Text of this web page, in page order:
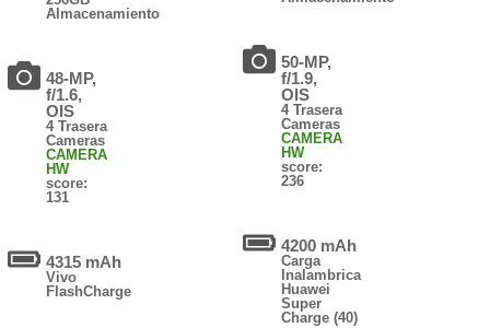
Almacenamiento
48-MP,
f/1.6,
OIS
4 Trasera
Cameras
CAMERA
HW
score:
131
4315 mAh
Vivo
FlashCharge
50-MP,
f/1.9,
OIS
4 Trasera
Cameras
CAMERA
HW
score:
236
4200 mAh
Carga
Inalambrica
Huawei
Super
Charge (40)